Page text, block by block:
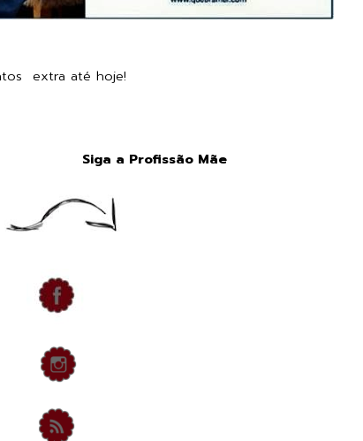
extra até hoje!
Siga a Profissão Mãe